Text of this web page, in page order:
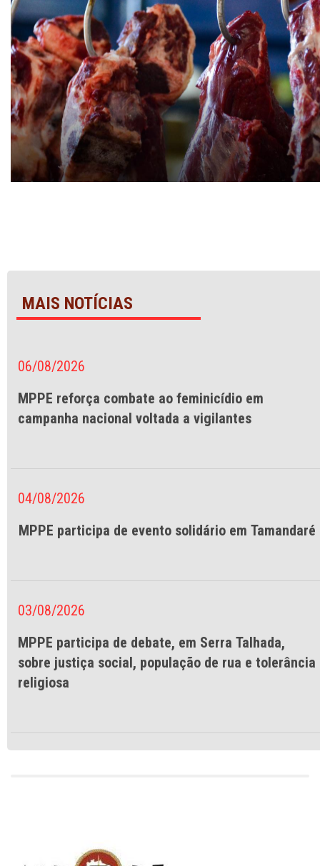
MAIS NOTÍCIAS
06/08/2026
MPPE reforça combate ao feminicídio em
campanha nacional voltada a vigilantes
04/08/2026
MPPE participa de evento solidário em Tamandaré
03/08/2026
MPPE participa de debate, em Serra Talhada,
sobre justiça social, população de rua e tolerância
religiosa